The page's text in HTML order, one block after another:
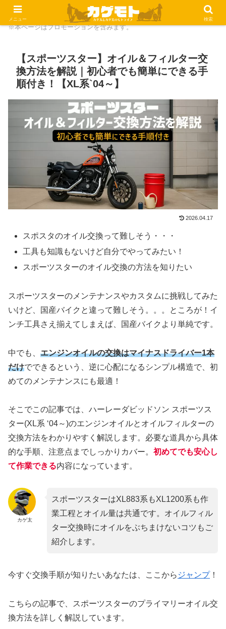
※本ページはプロモーションを含みます。
【スポーツスター】オイル＆フィルター交
換方法を解説｜初心者でも簡単にできる手
順付き！【XL系`04～】
2026.04.17
スポスタのオイル交換って難しそう・・・
工具も知識もないけど自分でやってみたい！
スポーツスターのオイル交換の方法を知りたい
スポーツスターのメンテナンスやカスタムに挑戦してみた
いけど、国産バイクと違って難しそう。。。ところが！イ
ンチ工具さえ揃えてしまえば、国産バイクより単純です。
中でも、 エンジンオイルの交換はマイナスドライバー1本
だけでできるという、逆に心配になるシンプル構造で、初
めてのメンテナンスにも最適！
そこでこの記事では、ハーレーダビッドソン スポーツス
ター(XL系 ‘04～)のエンジンオイルとオイルフィルターの
交換方法をわかりやすく解説します。必要な道具から具体
的な手順、注意点までしっかりカバー。 初めてでも安心し
て作業できる内容になっています。
カゲ太
スポーツスターはXL883系もXL1200系も作
業工程とオイル量は共通です。オイルフィル
ター交換時にオイルをぶちまけないコツもご
紹介します。
今すぐ交換手順が知りたいあなたは、ここから ジャンプ！
こちらの記事で、スポーツスターのプライマリーオイル交
換方法を詳しく解説しています。
メニュー 検索